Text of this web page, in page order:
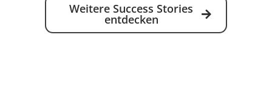
Weitere Success Stories
entdecken